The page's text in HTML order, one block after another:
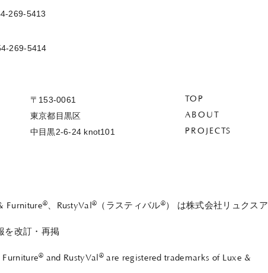
269-5413
269-5414
〒153-0061
東京都目黒区
中目黒2-6-24 knot101
TOP
ABOUT
PROJECTS
Furniture®、RustyVal® （ラスティバル®） は株式会社リュクスア
を改訂・再掲
® and RustyVal® are registered trademarks of Luxe &